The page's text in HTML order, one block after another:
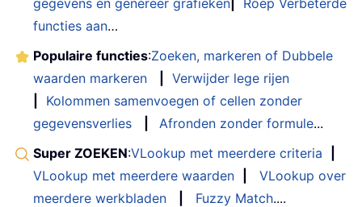
functies aan…
Populaire functies:Zoeken, markeren of Dubbele
waarden markeren
Verwijder lege rijen
Kolommen samenvoegen of cellen zonder
gegevensverlies
Afronden zonder formule...
Super ZOEKEN:VLookup met meerdere criteria
VLookup met meerdere waarden
VLookup over
meerdere werkbladen
Fuzzy Match....